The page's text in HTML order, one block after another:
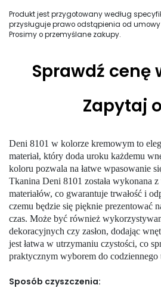
Produkt jest przygotowany według
przysługuje prawo odstąpienia od
Prosimy o przemyślane zakupy.
Sprawdź cenę
Zapytaj
Deni 8101 w kolorze kremowym to
materiał, który doda uroku każdemu
koloru pozwala na łatwe wpasowanie
Tkanina Deni 8101 została wykonana
materiałów, co gwarantuje trwałość i
czemu będzie się pięknie prezentować
czas. Może być również
dekoracyjnych czy zasłon, dodając
jest łatwa w utrzymaniu czystości, co
praktycznym wyborem do codziennego
Sposób czyszczenia: